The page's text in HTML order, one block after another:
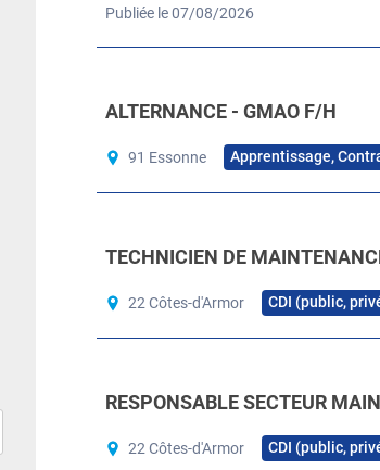
Publiée le 07/08/2026
ALTERNANCE - GMAO F/H
91 Essonne Apprentissage,
TECHNICIEN DE
22 Côtes-d'Armor CDI (public,
RESPONSABLE SECTEUR
22 Côtes-d'Armor CDI (public,